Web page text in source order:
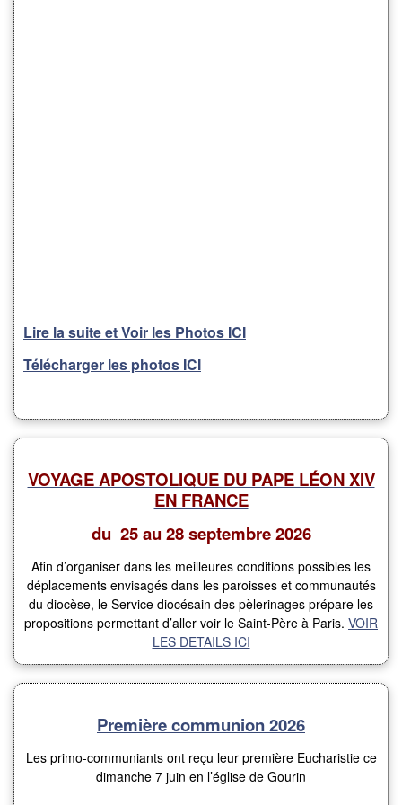
Lire la suite et Voir les Photos ICI
Télécharger les photos ICI
VOYAGE APOSTOLIQUE DU PAPE LÉON XIV
EN FRANCE
du 25 au 28 septembre 2026
Afin d’organiser dans les meilleures conditions possibles les
déplacements envisagés dans les paroisses et communautés
du diocèse, le Service diocésain des pèlerinages prépare les
propositions permettant d’aller voir le Saint-Père à Paris. VOIR
LES DETAILS ICI
Première communion 2026
Les primo-communiants ont reçu leur première Eucharistie ce
dimanche 7 juin en l’église de Gourin